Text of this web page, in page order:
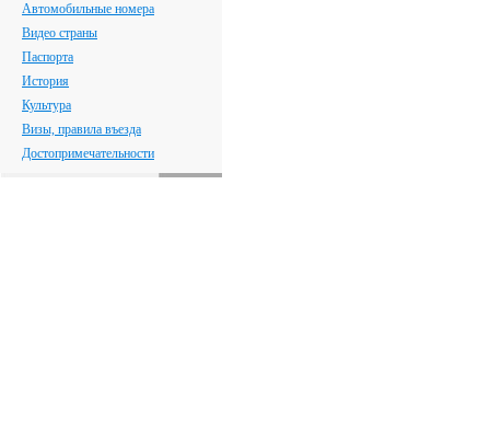
Автомобильные номера
Видео страны
Паспорта
История
Культура
Визы, правила въезда
Достопримечательности